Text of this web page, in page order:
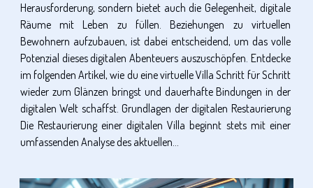
Herausforderung, sondern bietet auch die Gelegenheit, digitale
Räume mit Leben zu füllen. Beziehungen zu virtuellen
Bewohnern aufzubauen, ist dabei entscheidend, um das volle
Potenzial dieses digitalen Abenteuers auszuschöpfen. Entdecke
im folgenden Artikel, wie du eine virtuelle Villa Schritt für Schritt
wieder zum Glänzen bringst und dauerhafte Bindungen in der
digitalen Welt schaffst. Grundlagen der digitalen Restaurierung
Die Restaurierung einer digitalen Villa beginnt stets mit einer
umfassenden Analyse des aktuellen...